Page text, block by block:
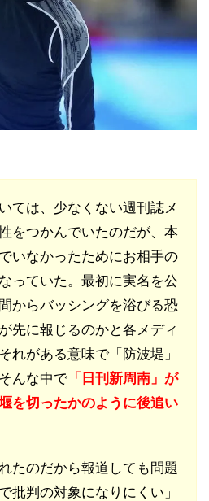
ては、少なくない週刊誌メ
をつかんでいたのだが、本
いなかったためにお相手の
っていた。最初に実名を公
からバッシングを浴びる恐
先に報じるのかと各メディ
れがある意味で「防波堤」
んな中で「日刊新周南」が
を切ったかのように後追い
たのだから報道しても問題
批判の対象になりにくい」